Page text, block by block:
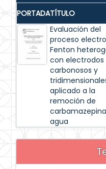
PORTADATÍTULO
Evaluación del
proceso
Fenton
con electrodos
carbonosos y
aplicado a la
remoción de
agua